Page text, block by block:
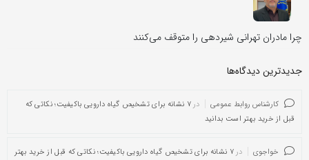
چرا مادران تهرانی شیردهی را متوقف می‌کنند
جدیدترین دیدگاه‌‌ها
کارشناس روابط عمومی در
۷ نشانه برای تشخیص گیاه دارویی باکیفیت؛ نکاتی که
قبل از خرید بهتر است بدانید
خواجوی در ۷ نشانه برای تشخیص گیاه دارویی باکیفیت؛ نکاتی که قبل از خرید بهتر